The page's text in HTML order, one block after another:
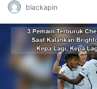
blackapin